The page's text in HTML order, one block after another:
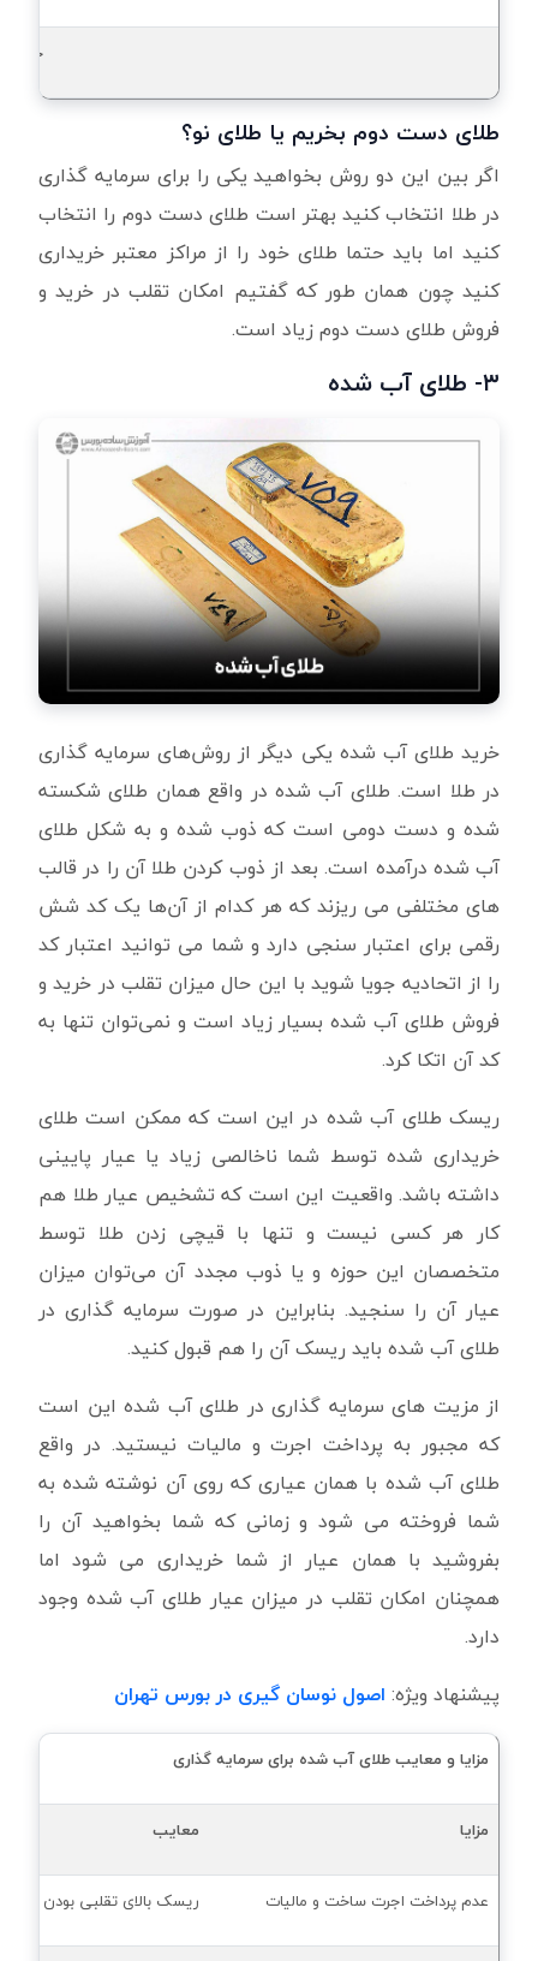
خطر
طلای دست دوم بخریم یا طلای نو؟
اگر بین این دو روش بخواهید یکی را برای سرمایه گذاری
در طلا انتخاب کنید بهتر است طلای دست دوم را انتخاب
کنید اما باید حتما طلای خود را از مراکز معتبر خریداری
کنید چون همان طور که گفتیم امکان تقلب در خرید و
فروش طلای دست دوم زیاد است.
۳- طلای آب شده
خرید طلای آب شده یکی دیگر از روش‌های سرمایه گذاری
در طلا است. طلای آب شده در واقع همان طلای شکسته
شده و دست دومی است که ذوب شده و به شکل طلای
آب شده درآمده است. بعد از ذوب کردن طلا آن را در قالب
های مختلفی می ریزند که هر کدام از آن‌ها یک کد شش
رقمی برای اعتبار سنجی دارد و شما می توانید اعتبار کد
را از اتحادیه جویا شوید با این حال میزان تقلب در خرید و
فروش طلای آب شده بسیار زیاد است و نمی‌توان تنها به
کد آن اتکا کرد.
ریسک طلای آب شده در این است که ممکن است طلای
خریداری شده توسط شما ناخالصی زیاد یا عیار پایینی
داشته باشد. واقعیت این است که تشخیص عیار طلا هم
کار هر کسی نیست و تنها با قیچی زدن طلا توسط
متخصصان این حوزه و یا ذوب مجدد آن می‌توان میزان
عیار آن را سنجید. بنابراین در صورت سرمایه گذاری در
طلای آب شده باید ریسک آن را هم قبول کنید.
از مزیت های سرمایه گذاری در طلای آب شده این است
که مجبور به پرداخت اجرت و مالیات نیستید. در واقع
طلای آب شده با همان عیاری که روی آن نوشته شده به
شما فروخته می شود و زمانی که شما بخواهید آن را
بفروشید با همان عیار از شما خریداری می شود اما
همچنان امکان تقلب در میزان عیار طلای آب شده وجود
دارد.
پیشنهاد ویژه: اصول نوسان گیری در بورس تهران
مزایا و معایب طلای آب شده برای سرمایه گذاری
مزایا معایب
عدم پرداخت اجرت ساخت و مالیات ریسک بالای تقلبی بودن